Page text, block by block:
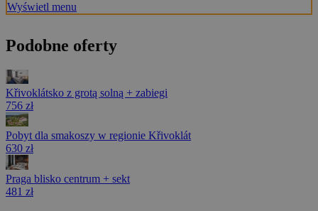
Wyświetl menu
Podobne oferty
Křivoklátsko z grotą solną + zabiegi
756 zł
Pobyt dla smakoszy w regionie Křivoklát
630 zł
Praga blisko centrum + sekt
481 zł